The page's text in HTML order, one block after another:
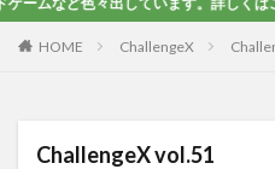
HOME ChallengeX
ChallengeX vol.51